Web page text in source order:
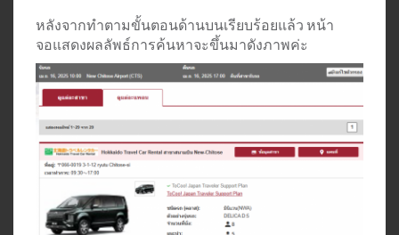
หลังจากทำตามขั้นตอนด้านบนเรียบร้อยแล้ว หน้า
จอแสดงผลลัพธ์การค้นหาจะขึ้นมาดังภาพค่ะ